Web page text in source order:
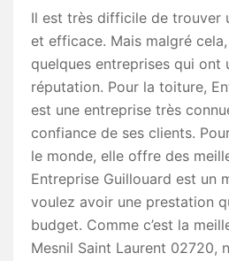
Il est très difficile de trouver
et efficace. Mais malgré
quelques entreprises qui ont
réputation. Pour la toiture,
est une entreprise très
confiance de ses clients.
le monde, elle offre des
Entreprise Guillouard est un
voulez avoir une prestation
budget. Comme c’est la
Mesnil Saint Laurent 02720,